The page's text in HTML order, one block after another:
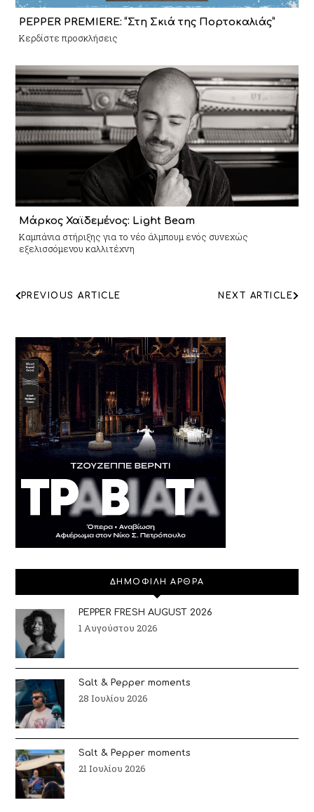
PEPPER PREMIERE: “Στη Σκιά της Πορτοκαλιάς”
Κερδίστε προσκλήσεις
Μάρκος Χαϊδεμένος: Light Beam
Καμπάνια στήριξης για το νέο άλμπουμ ενός συνεχώς
εξελισσόμενου καλλιτέχνη
ΠΛΟΗΓΗΣΗ
NEXT ARTICLE
PREVIOUS ARTICLE
ΔΗΜΟΦΙΛΗ ΑΡΘΡΑ
PEPPER FRESH AUGUST 2026
1 Αυγούστου 2026
Salt & Pepper moments
28 Ιουλίου 2026
Salt & Pepper moments
21 Ιουλίου 2026